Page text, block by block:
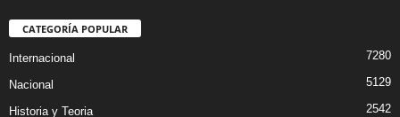
CATEGORÍA POPULAR
Internacional 7280
Nacional 5129
Historia y Teoria 2542